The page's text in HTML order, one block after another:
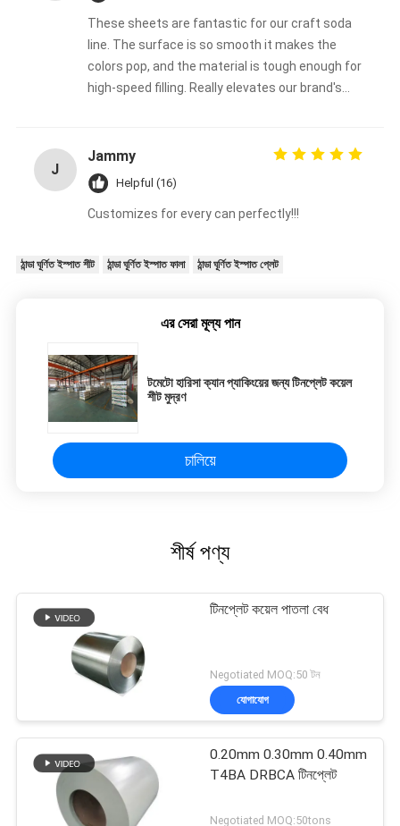
These sheets are fantastic for our craft soda
line. The surface is so smooth it makes the
colors pop, and the material is tough enough for
high-speed filling. Really elevates our brand's
J
Jammy
Helpful (16)
Customizes for every can perfectly!!!
ঠান্ডা ঘূর্ণিত ইস্পাত শীট ঠান্ডা ঘূর্ণিত ইস্পাত ফালা ঠান্ডা ঘূর্ণিত ইস্পাত প্লেট
এর সেরা মূল্য পান
টমেটো হারিসা ক্যান প্যাকিংয়ের জন্য টিনপ্লেট কয়েল
শীট মুদ্রণ
চালিয়ে
শীর্ষ পণ্য
টিনপ্লেট কয়েল পাতলা বেধ
Negotiated MOQ:50 টন
যোগাযোগ
0.20mm 0.30mm 0.40mm
T4BA DRBCA টিনপ্লেট
Negotiated MOQ:50tons